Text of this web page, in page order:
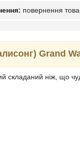
повернення
Grand
складаний ніж, що